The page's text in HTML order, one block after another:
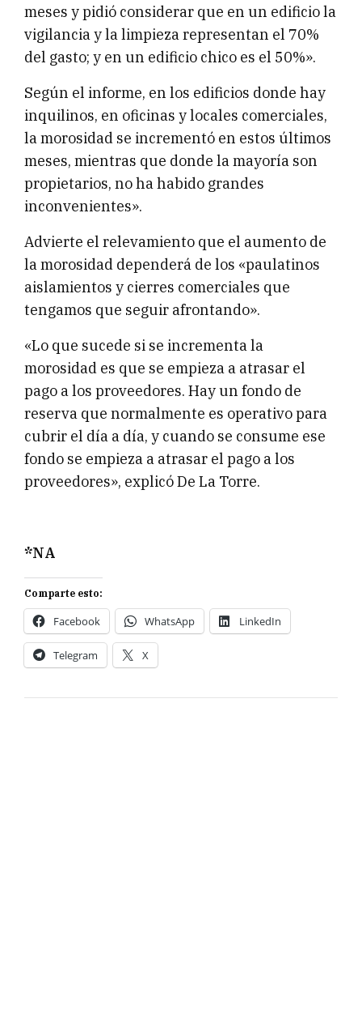
meses y pidió considerar que en un edificio la
vigilancia y la limpieza representan el 70%
del gasto; y en un edificio chico es el 50%».
Según el informe, en los edificios donde hay
inquilinos, en oficinas y locales comerciales,
la morosidad se incrementó en estos últimos
meses, mientras que donde la mayoría son
propietarios, no ha habido grandes
inconvenientes».
Advierte el relevamiento que el aumento de
la morosidad dependerá de los «paulatinos
aislamientos y cierres comerciales que
tengamos que seguir afrontando».
«Lo que sucede si se incrementa la
morosidad es que se empieza a atrasar el
pago a los proveedores. Hay un fondo de
reserva que normalmente es operativo para
cubrir el día a día, y cuando se consume ese
fondo se empieza a atrasar el pago a los
proveedores», explicó De La Torre.
*NA
Comparte esto:
Facebook WhatsApp LinkedIn
Telegram X